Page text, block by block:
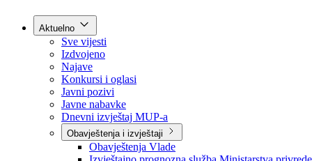
Kontakt
Aktuelno
Sve vijesti
Izdvojeno
Najave
Konkursi i oglasi
Javni pozivi
Javne nabavke
Dnevni izvještaj MUP-a